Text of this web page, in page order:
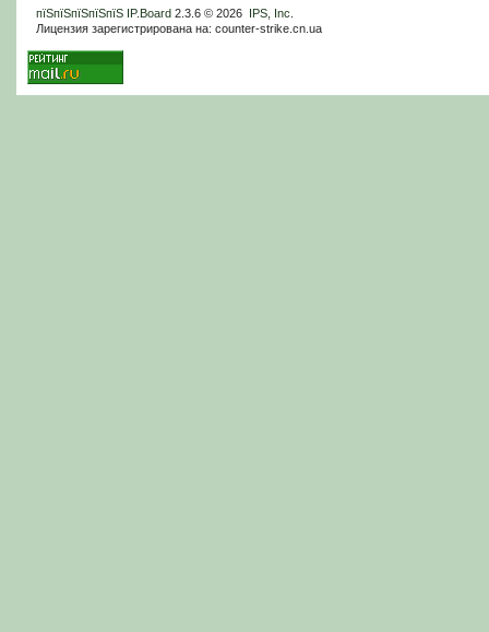
пїЅпїЅпїЅпїЅпїЅ IP.Board2.3.6 © 2026 IPS, Inc
Лицензия зарегистрирована на: counter-strike.cn.ua